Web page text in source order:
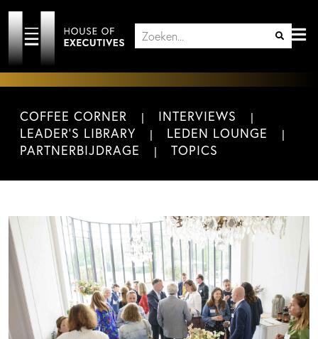
COFFEE CORNER
INTERVIEWS
LEADER'S LIBRARY
LEDEN LOUNGE
PARTNERBIJDRAGE
TOPICS